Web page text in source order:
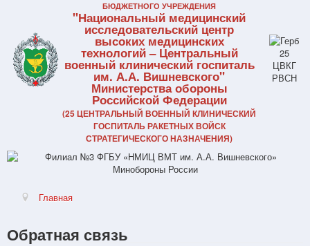
ПЛАТНЫЕ УСЛУГИ
БЮДЖЕТНОГО УЧРЕЖДЕНИЯ
"Национальный медицинский
исследовательский центр
высоких медицинских
технологий – Центральный
военный клинический госпиталь
им. А.А. Вишневского"
Министерства обороны
Российской Федерации
(25 ЦЕНТРАЛЬНЫЙ ВОЕННЫЙ КЛИНИЧЕСКИЙ
ГОСПИТАЛЬ РАКЕТНЫХ ВОЙСК
СТРАТЕГИЧЕСКОГО НАЗНАЧЕНИЯ)
Главная
Обратная связь